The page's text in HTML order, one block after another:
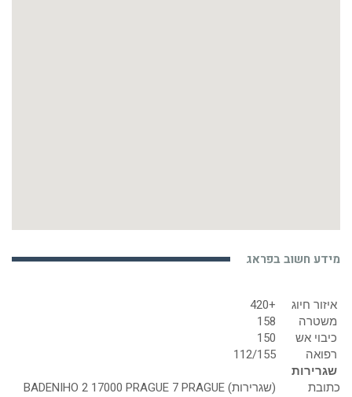
מידע חשוב בפראג
איזור חיוג
+420
משטרה
158
כיבוי אש
150
רפואה
112/155
שגרירות
כתובת
(שגרירות) BADENIHO 2 17000 PRAGUE 7 PRAGUE